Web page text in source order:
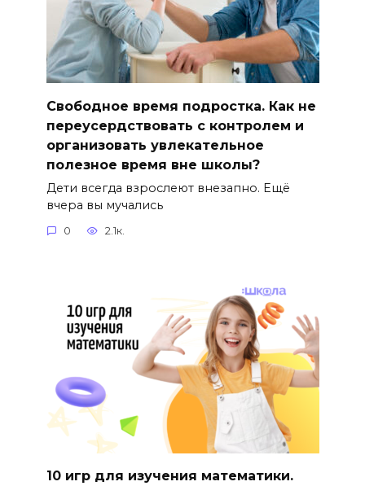
Свободное время подростка. Как не
переусердствовать с контролем и
организовать увлекательное
полезное время вне школы?
Дети всегда взрослеют внезапно. Ещё
вчера вы мучались
0 2.1к.
10 игр для изучения математики.